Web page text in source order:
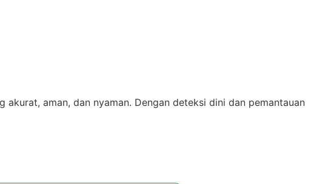
aman, dan nyaman. Dengan deteksi dini dan pemantauan